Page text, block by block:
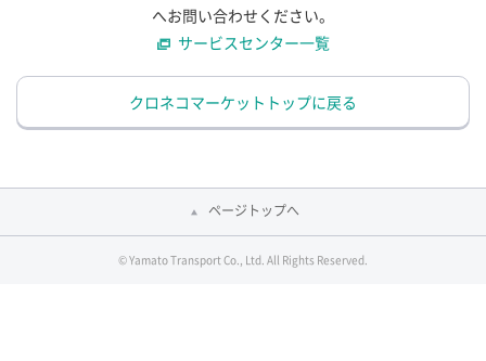
へお問い合わせください。
サービスセンター一覧
クロネコマーケットトップに戻る
ページトップへ
© Yamato Transport Co., Ltd. All Rights Reserved.